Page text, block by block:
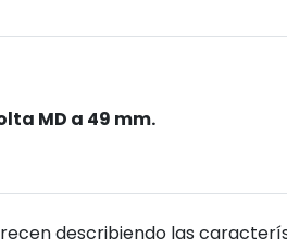
MD a 49 mm.
describiendo las